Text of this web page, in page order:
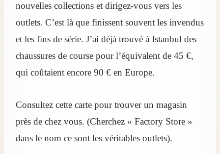
nouvelles collections et dirigez-vous vers les
outlets. C’est là que finissent souvent les invendus
et les fins de série. J’ai déjà trouvé à Istanbul des
chaussures de course pour l’équivalent de 45 €,
qui coûtaient encore 90 € en Europe.
Consultez cette carte pour trouver un magasin
près de chez vous. (Cherchez « Factory Store »
dans le nom ce sont les véritables outlets).